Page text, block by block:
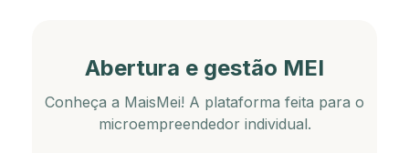
Abertura e gestão MEI
Conheça a MaisMei! A plataforma feita para o
microempreendedor individual.